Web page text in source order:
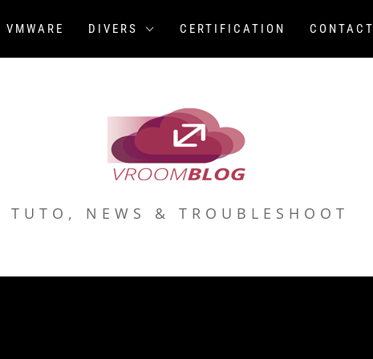
VMWARE DIVERS CERTIFICATION CONTACT
TUTO, NEWS & TROUBLESHOOT